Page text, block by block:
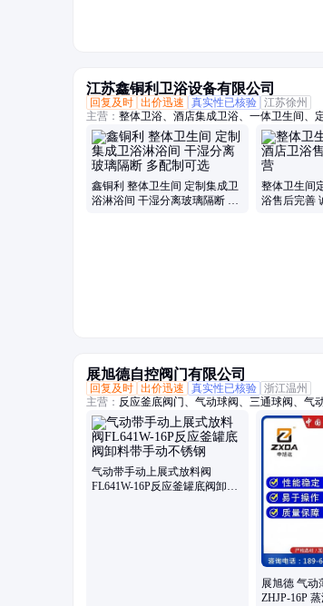
江苏鑫铜利卫浴设备有限公司
回复及时 出价迅速 真实性已核验 江苏徐州
主营： 整体卫浴、酒店集成卫浴、一体卫生间、
室、集成淋浴间、整体淋浴房、一体式卫生间、
浴房、装配式整体卫生间
鑫铜利 整体卫生间 定制集成卫
浴淋浴间 干湿分离玻璃隔断 多
整体卫生间
浴售后完善
展旭德自控阀门有限公司
回复及时 出价迅速 真实性已核验 浙江温州
主营： 反应釜底阀门、气动球阀、三通球阀、气
法兰球阀、气动快装蝶阀、气动衬氟蝶阀、气动
阀
气动带手动上展式放料阀
FL641W-16P反应釜罐底阀卸料
展旭德 气动
ZHJP-16P